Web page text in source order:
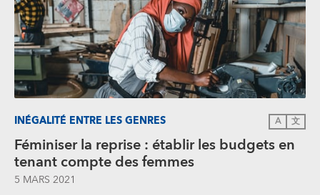
INÉGALITÉ ENTRE LES GENRES A 文
Féminiser la reprise : établir les budgets en
tenant compte des femmes
5 MARS 2021